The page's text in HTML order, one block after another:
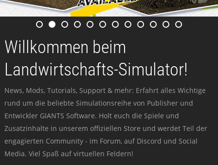
Willkommen beim
Landwirtschafts-Simulator!
News, Mods, Tutorials, Support & mehr: Erfahrt alles Wichtige
rund um die beliebte Simulationsreihe von Publisher und
Entwickler GIANTS Software. Holt euch die Spiele und
Zusatzinhalte in unserem offiziellen Store und werdet Teil der
engagierten Community - im Forum, auf Discord und Social
Media. Viel Spaß auf virtuellen Feldern!